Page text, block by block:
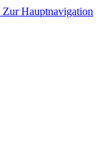
Zur Hauptnavigation